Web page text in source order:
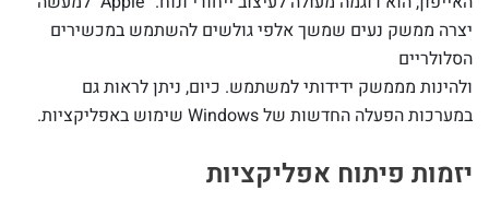
יצרה ממשק נעים שמשך אלפי גולשים להשתמש במכשירים
הסלולריים
ולהינות מממשק ידידותי למשתמש. כיום, ניתן לראות גם
במערכות הפעלה החדשות של Windows שימוש באפליקציות.
יזמות פיתוח אפליקציות